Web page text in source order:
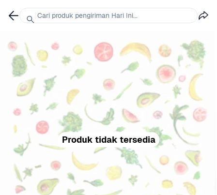
Produk tidak tersedia
Cari produk pengiriman Hari Ini...